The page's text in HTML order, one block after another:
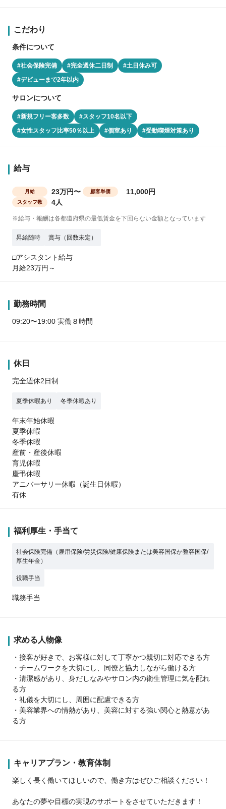
こだわり
条件について
#社会保険完備 #完全週休二日制
#土日休み可
#デビューまで2年以内
サロンについて
#新規フリー客多数
#スタッフ10名以下
#女性スタッフ比率50％以上
#個室あり #受動喫煙対策あり
給与
月給 23万円〜 顧客単価 11,000円
スタッフ数 4人
※給与・報酬は各都道府県の最低賃金を下回らない金額となっています
昇給随時 賞与（回数未定）
□アシスタント給与
月給23万円～
勤務時間
09:20〜19:00 実働８時間
休日
完全週休2日制
夏季休暇あり 冬季休暇あり
年末年始休暇
夏季休暇
冬季休暇
産前・産後休暇
育児休暇
慶弔休暇
アニバーサリー休暇（誕生日休暇）
有休
福利厚生・手当て
社会保険完備（雇用保険/労災保険/健康保険または美容国保か整容国保/
厚生年金）
役職手当
職務手当
求める人物像
・接客が好きで、お客様に対して丁寧かつ親切に対応できる方
・チームワークを大切にし、同僚と協力しながら働ける方
・清潔感があり、身だしなみやサロン内の衛生管理に気を配れ
る方
・礼儀を大切にし、周囲に配慮できる方
・美容業界への情熱があり、美容に対する強い関心と熱意があ
る方
キャリアプラン・教育体制
楽しく長く働いてほしいので、働き方はぜひご相談ください！
あなたの夢や目標の実現のサポートをさせていただきます！